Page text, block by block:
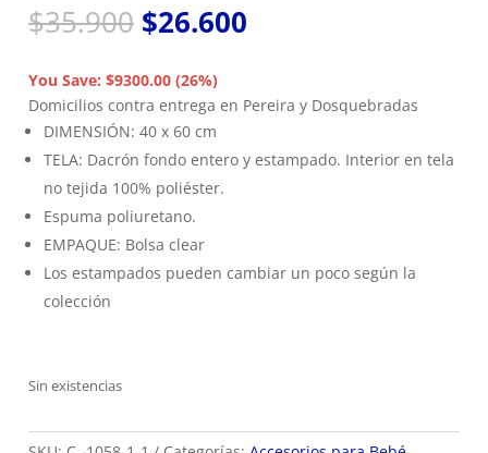
$35.900 El
precio
original
era:
$35.900.
$26.600
es:
$26.600.
You Save: $9300.00 (26%)
Domicilios contra entrega en Pereira y Dosquebradas
DIMENSIÓN: 40 x 60 cm
TELA: Dacrón fondo entero y estampado. Interior en tela
no tejida 100% poliéster.
Espuma poliuretano.
EMPAQUE: Bolsa clear
Los estampados pueden cambiar un poco según la
colección
Sin existencias